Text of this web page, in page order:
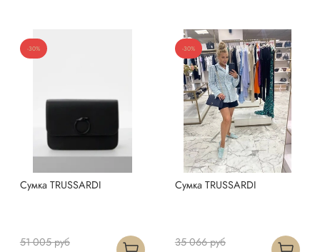
-30%
Сумка TRUSSARDI
51 005 руб
-30%
Сумка TRUSSARDI
35 066 руб